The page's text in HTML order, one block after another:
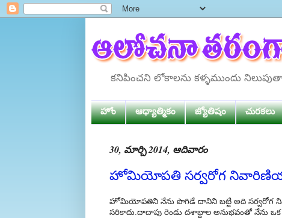
కనిపించని లోకాలను కళ్ళముందు
హోం ఆధ్యాత్మికం జ్యోతిషం చురకలు
30, మార్చి 2014, ఆదివారం
హోమియోపతి సర్వరోగ
హోమియోపతిని నేను పొగిడే దానిని బట్టి అది సర్వరోగ
సరికాదు.దాదాపు రెండు దశాబ్దాల అనుభవంతో